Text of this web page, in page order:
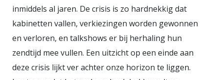
inmiddels al jaren. De crisis is zo hardnekkig dat
kabinetten vallen, verkiezingen worden gewonnen
en verloren, en talkshows er bij herhaling hun
zendtijd mee vullen. Een uitzicht op een einde aan
deze crisis lijkt ver achter onze horizon te liggen.